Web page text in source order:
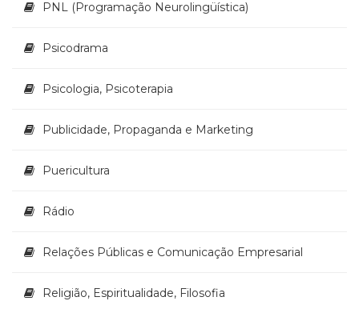
PNL (Programação Neurolingüística)
Psicodrama
Psicologia, Psicoterapia
Publicidade, Propaganda e Marketing
Puericultura
Rádio
Relações Públicas e Comunicação Empresarial
Religião, Espiritualidade, Filosofia